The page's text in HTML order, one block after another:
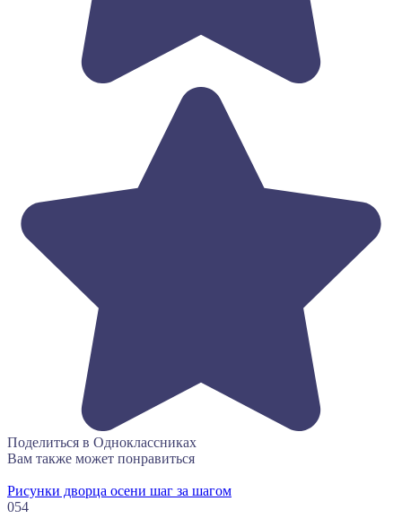
Поделиться в Одноклассниках
Вам также может понравиться
Рисунки дворца осени шаг за шагом
054